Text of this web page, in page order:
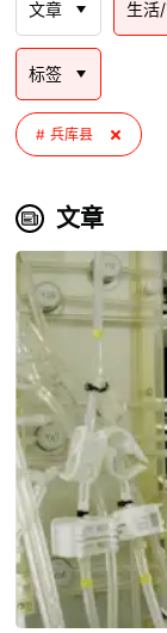
文章 生活
标签
兵库县
文章